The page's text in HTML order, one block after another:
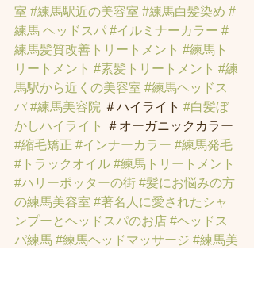
室 #練馬駅近の美容室 #練馬白髪染め #
練馬 ヘッドスパ #イルミナーカラー #
練馬髪質改善トリートメント #練馬ト
リートメント #素髪トリートメント #練
馬駅から近くの美容室 #練馬ヘッドス
パ #練馬美容院 ＃ハイライト #白髪ぼ
かしハイライト
＃オーガニックカラー
#縮毛矯正 #インナーカラー #練馬発毛
#トラックオイル #練馬トリートメント
#ハリーポッターの街 #髪にお悩みの方
の練馬美容室 #著名人に愛されたシャ
ンプーとヘッドスパのお店 #ヘッドス
パ練馬 #練馬ヘッドマッサージ #練馬美